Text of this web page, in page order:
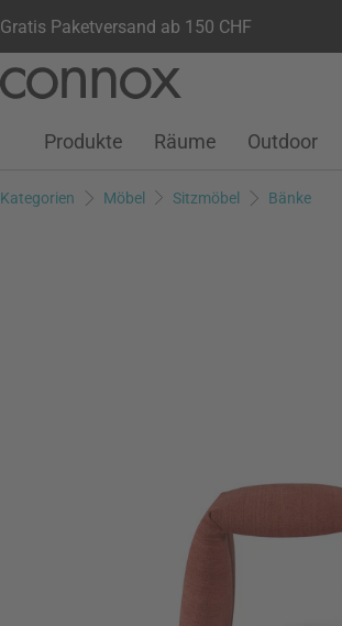
Gratis Paketversand ab 150 CHF
Seiteninhalt
Suchfeld
Kundenkonto
Wunschliste
Warenkorb
Produkte Räume Outdoor
Kategorien Möbel Sitzmöbel Bänke
Wunschliste hinzufügen